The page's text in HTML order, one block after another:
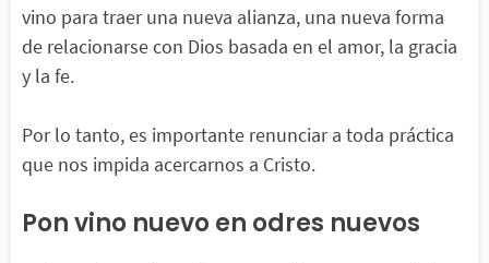
vino para traer una nueva alianza, una nueva forma
de relacionarse con Dios basada en el amor, la gracia
y la fe.
Por lo tanto, es importante renunciar a toda práctica
que nos impida acercarnos a Cristo.
Pon vino nuevo en odres nuevos